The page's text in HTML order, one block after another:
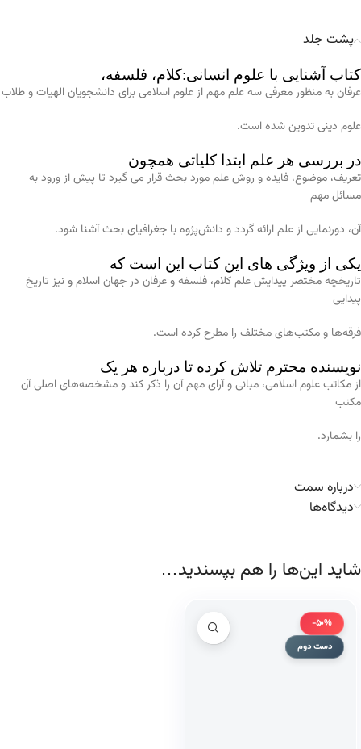
پشت جلد
کتاب آشنایی با علوم انسانی:کلام، فلسفه،
عرفان به منظور معرفی سه علم مهم از علوم اسلامی برای دانشجویان الهیات و طلاب
علوم دینی تدوین شده است.
در بررسی هر علم ابتدا کلیاتی همچون
تعریف، موضوع، فایده و روش علم مورد بحث قرار می گیرد تا پیش از ورود به
مسائل مهم
آن، دورنمایی از علم ارائه گردد و دانش‌پژوه با جغرافیای بحث آشنا شود.
یکی از ویژگی های این کتاب این است که
تاریخچه مختصر پیدایش علم کلام، فلسفه و عرفان در جهان اسلام و نیز تاریخ
پیدایی
فرقه‌ها و مکتب‌های مختلف را مطرح کرده است.
نویسنده محترم تلاش کرده تا درباره هر یک
از مکاتب علوم اسلامی، مبانی و آرای مهم آن را ذکر کند و مشخصه‌های اصلی آن
مکتب
را بشمارد.
درباره سمت
دیدگاه‌ها
شاید این‌ها را هم بپسندید…
-50%
دست دوم